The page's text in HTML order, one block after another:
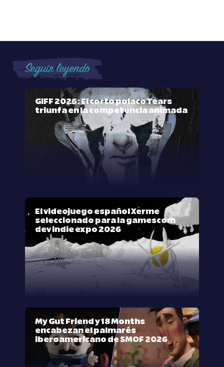
Seguir leyendo
GIFF 2026: El corto polaco Tears
triunfa en la competencia animada
El videojuego español Xerme
seleccionado para la gamescom
dev indie expo 2026
My Gut Friend y 18 Months
encabezan el palmarés
iberoamericano de SMOF 2026